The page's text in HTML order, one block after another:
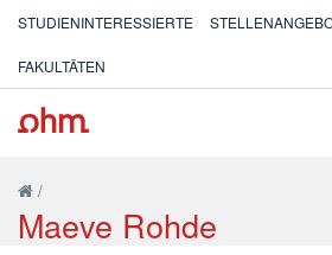
STUDIENINTERESSIERTE
FAKULTÄTEN
/
Maeve Rohde